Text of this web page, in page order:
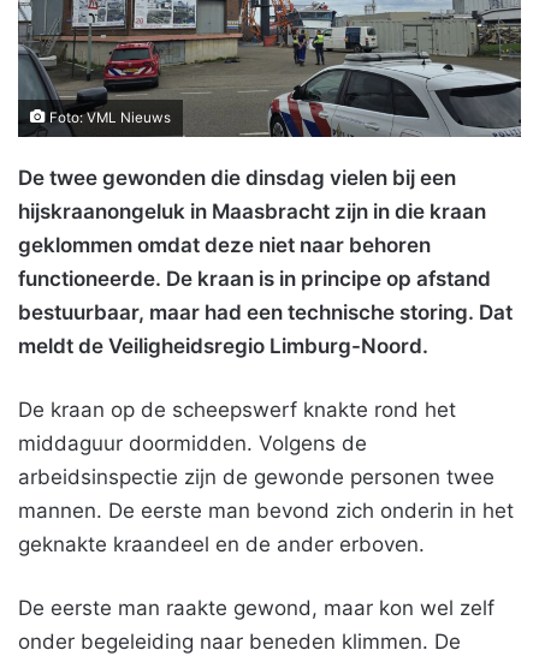
Foto: VML Nieuws
De twee gewonden die dinsdag vielen bij een
hijskraanongeluk in Maasbracht zijn in die kraan
geklommen omdat deze niet naar behoren
functioneerde. De kraan is in principe op afstand
bestuurbaar, maar had een technische storing. Dat
meldt de Veiligheidsregio Limburg-Noord.
De kraan op de scheepswerf knakte rond het
middaguur doormidden. Volgens de
arbeidsinspectie zijn de gewonde personen twee
mannen. De eerste man bevond zich onderin in het
geknakte kraandeel en de ander erboven.
De eerste man raakte gewond, maar kon wel zelf
onder begeleiding naar beneden klimmen. De